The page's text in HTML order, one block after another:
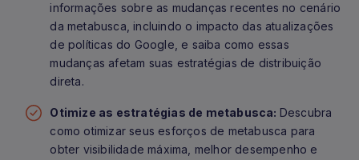
informações sobre as mudanças recentes no cenário
da metabusca, incluindo o impacto das atualizações
de políticas do Google, e saiba como essas
mudanças afetam suas estratégias de distribuição
direta.
Otimize as estratégias de metabusca: Descubra
como otimizar seus esforços de metabusca para
obter visibilidade máxima, melhor desempenho e